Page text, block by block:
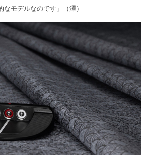
モデルなのです」（澤）